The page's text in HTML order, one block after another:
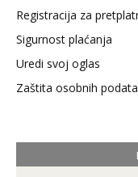
Registracija za
Sigurnost plaćanja
Uredi svoj oglas
Zaštita osobnih